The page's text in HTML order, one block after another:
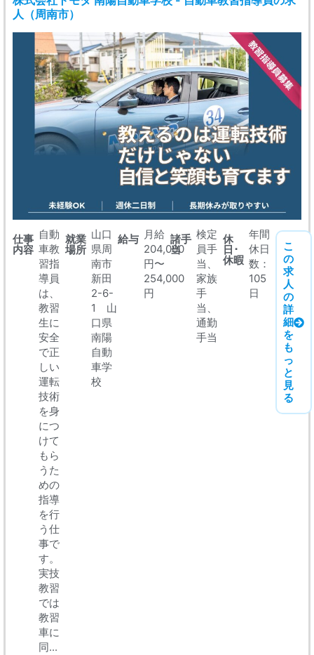
人（周南市）
仕事
内容
自動
車教
習指
導員
は、
教習
生に
安全
で正
しい
運転
技術
を身
につ
けて
もら
うた
めの
指導
を行
う仕
事で
す。
実技
教習
では
教習
車に
同...
就業
場所
山口
県周
南市
新田
2-6-
1 山
口県
南陽
自動
車学
校
給与 月給
204,000
円〜
254,000
円
諸手
当
検定
員手
当、
家族
手
当、
通勤
手当
休
日･
休暇
年間
休日
数：
105
日
こ
の
求
人
の
詳
細
を
も
っ
と
見
る